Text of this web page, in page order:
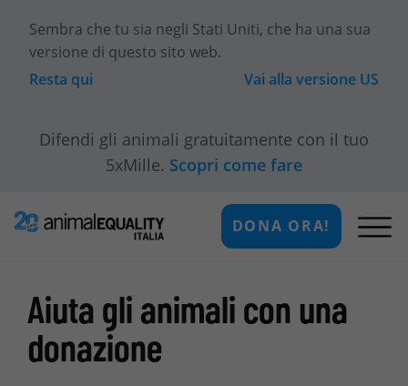
Sembra che tu sia negli Stati Uniti, che ha una sua
versione di questo sito web.
Resta qui
Vai alla versione US
Difendi gli animali gratuitamente con il tuo
5xMille. Scopri come fare
DONA ORA!
Aiuta gli animali con una
donazione